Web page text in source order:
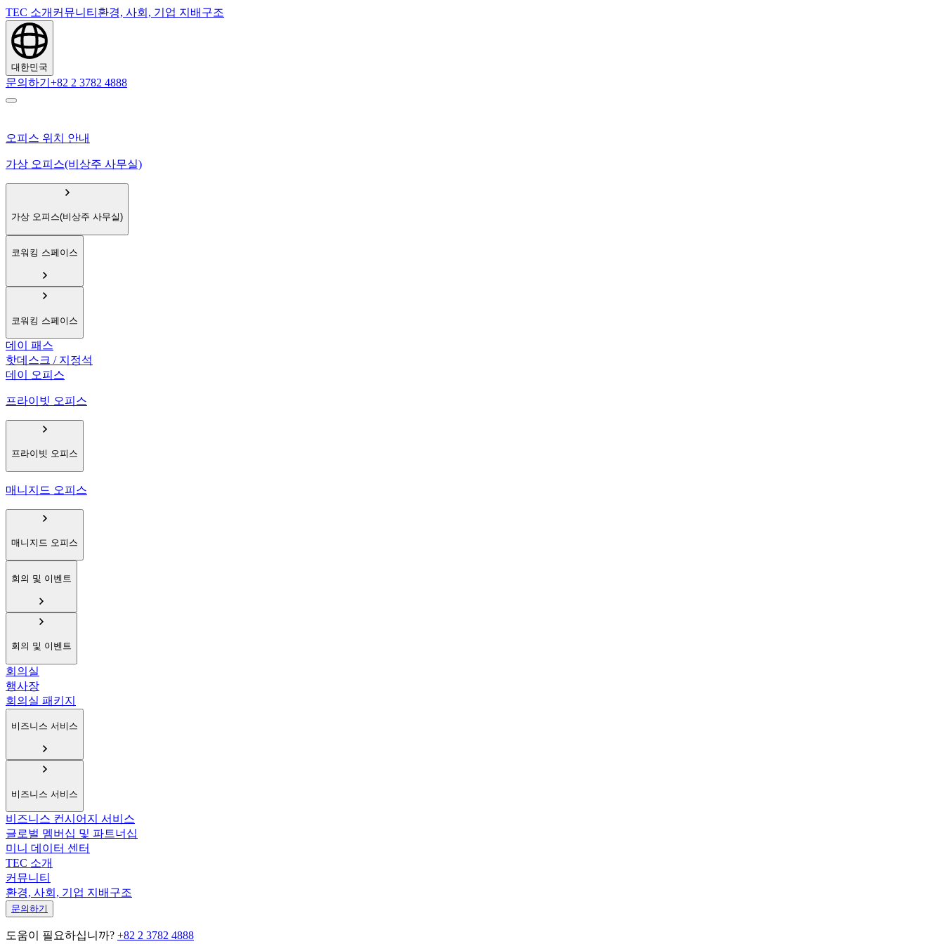
TEC 소개 커뮤니티 환경, 사회, 기업 지배구조
대한민국
문의하기 +82 2 3782 4888
오피스 위치 안내
가상 오피스(비상주 사무실)
가상 오피스(비상주 사무실)
코워킹 스페이스
코워킹 스페이스
데이 패스
핫데스크 / 지정석
데이 오피스
프라이빗 오피스
프라이빗 오피스
매니지드 오피스
매니지드 오피스
회의 및 이벤트
회의 및 이벤트
회의실
행사장
회의실 패키지
비즈니스 서비스
비즈니스 서비스
비즈니스 컨시어지 서비스
글로벌 멤버십 및 파트너십
미니 데이터 센터
TEC 소개
커뮤니티
환경, 사회, 기업 지배구조
문의하기
도움이 필요하십니까? +82 2 3782 4888